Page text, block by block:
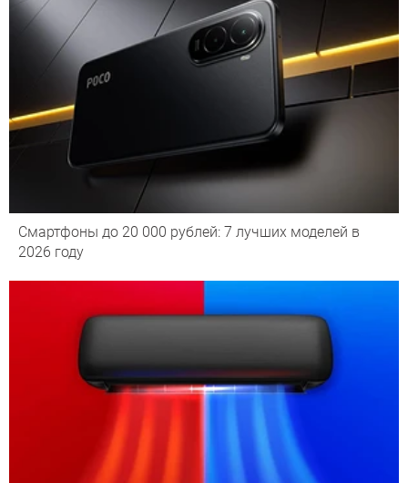
Смартфоны до 20 000 рублей: 7 лучших моделей в
2026 году